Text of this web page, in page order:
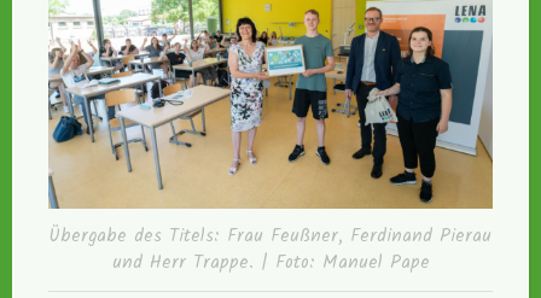
Übergabe des Titels: Frau Feußner, Ferdinand Pierau
und Herr Trappe. | Foto: Manuel Pape